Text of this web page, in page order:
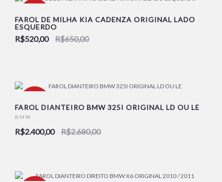
NOVO
FAROL DE MILHA KIA CADENZA ORIGINAL LADO
ESQUERDO
R$520,00 R$650,00
NOVO
FAROL DIANTEIRO BMW 325I ORIGINAL LD OU LE
BMW
R$2.400,00 R$2.680,00